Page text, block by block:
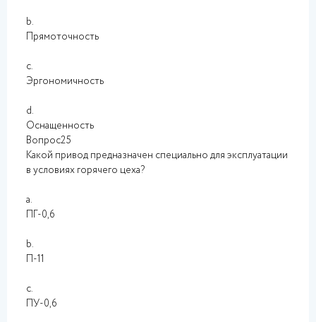
b.
Прямоточность
c.
Эргономичность
d.
Оснащенность
Вопрос25
Какой привод предназначен специально для эксплуатации
в условиях горячего цеха?
a.
ПГ-0,6
b.
П-11
c.
ПУ-0,6